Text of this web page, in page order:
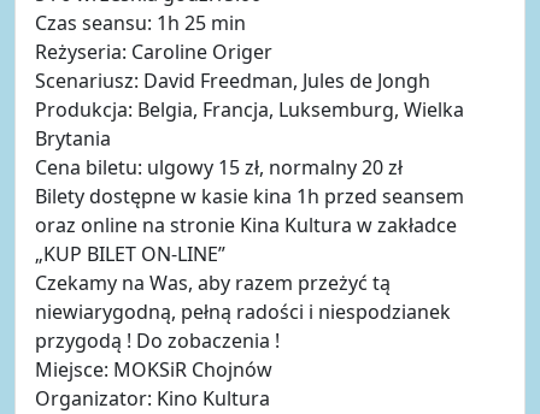
Czas seansu: 1h 25 min
Reżyseria: Caroline Origer
Scenariusz: David Freedman, Jules de Jongh
Produkcja: Belgia, Francja, Luksemburg, Wielka
Brytania
Cena biletu: ulgowy 15 zł, normalny 20 zł
Bilety dostępne w kasie kina 1h przed seansem
oraz online na stronie Kina Kultura w zakładce
„KUP BILET ON-LINE”
Czekamy na Was, aby razem przeżyć tą
niewiarygodną, pełną radości i niespodzianek
przygodą ! Do zobaczenia !
Miejsce: MOKSiR Chojnów
Organizator: Kino Kultura